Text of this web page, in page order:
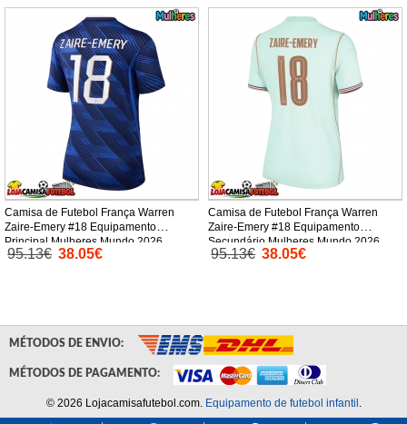
Camisa de Futebol França Warren
Zaire-Emery #18 Equipamento
Principal Mulheres Mundo 2026
Manga Curta
95.13€ 38.05€
Camisa de Futebol França Warren
Zaire-Emery #18 Equipamento
Secundário Mulheres Mundo 2026
Manga Curta
95.13€ 38.05€
MÉTODOS DE ENVIO:
MÉTODOS DE PAGAMENTO:
© 2026 Lojacamisafutebol.com. Equipamento de futebol infantil .